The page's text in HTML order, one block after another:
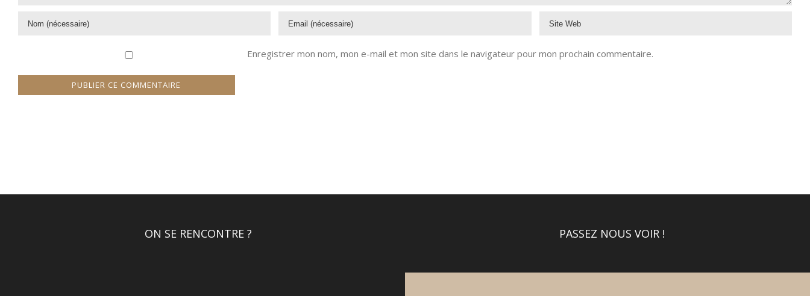
Enregistrer mon nom, mon e-mail et mon site dans le navigateur pour mon prochain commentaire.
ON SE RENCONTRE ? PASSEZ NOUS VOIR !